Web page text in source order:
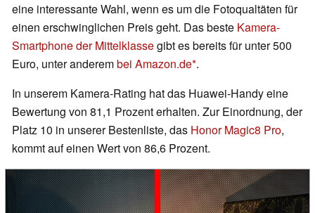
eine interessante Wahl, wenn es um die Fotoqualtäten für
einen erschwinglichen Preis geht. Das beste Kamera-
Smartphone der Mittelklassegibt es bereits für unter 500
Euro, unter anderembei Amazon.de .
In unserem Kamera-Rating hat das Huawei-Handy eine
Bewertung von 81,1 Prozent erhalten. Zur Einordnung, der
Platz 10 in unserer Bestenliste, das Honor Magic8 Pro,
kommt auf einen Wert von 86,6 Prozent.